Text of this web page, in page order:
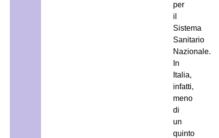
per
il
Sistema
Sanitario
Nazionale.
In
Italia,
infatti,
meno
di
un
quinto